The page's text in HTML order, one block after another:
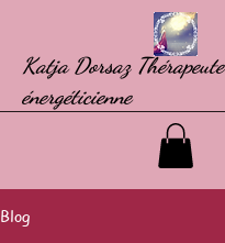
Katja Dorsaz Thérapeute
énergéticienne
Blog